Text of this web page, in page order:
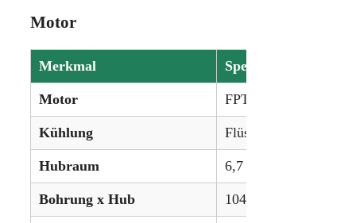
Motor
Merkmal Spezifikation
Motor FPT 6.7L 6-Zylinder
Kühlung Flüssigkeitsgekühlt
Hubraum 6,7 L (411 ci)
Bohrung x Hub 104 x 132 mm